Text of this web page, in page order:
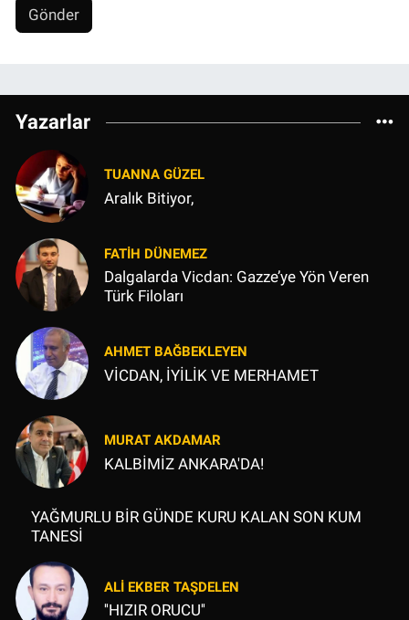
Gönder
Yazarlar
TUANNA GÜZEL
Aralık Bitiyor,
FATIH DÜNEMEZ
Dalgalarda Vicdan: Gazze’ye Yön Veren
Türk Filoları
AHMET BAĞBEKLEYEN
VİCDAN, İYİLİK VE MERHAMET
MURAT AKDAMAR
KALBİMİZ ANKARA'DA!
YAĞMURLU BİR GÜNDE KURU KALAN SON KUM
TANESİ
ALI EKBER TAŞDELEN
''HIZIR ORUCU''